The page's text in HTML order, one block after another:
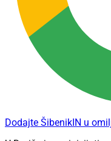
Dodajte ŠibenikIN u